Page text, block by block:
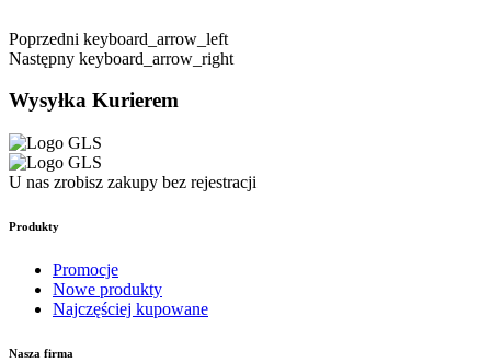
Poprzedni keyboard_arrow_left
Następny keyboard_arrow_right
Wysyłka Kurierem
U nas zrobisz zakupy bez rejestracji
Produkty
Promocje
Nowe produkty
Najczęściej kupowane
Nasza firma